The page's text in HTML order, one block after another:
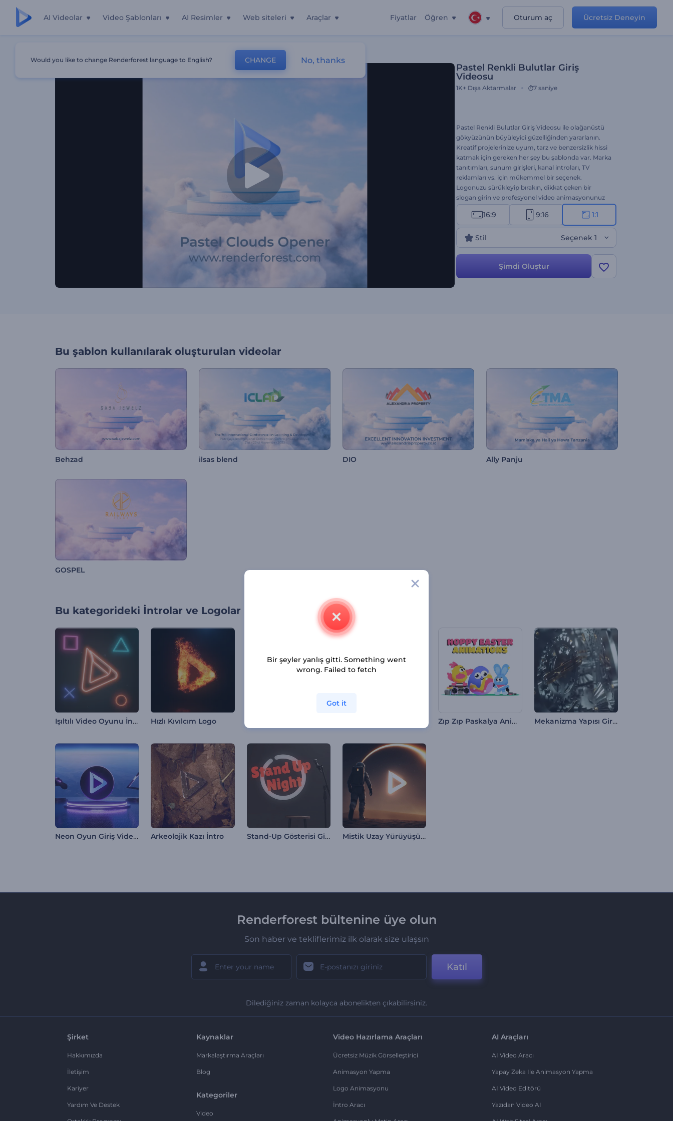
AI Videolar Video Şablonları AI Resimler Web siteleri Araçlar Fiyatlar Öğren Oturum aç Ücretsiz Deneyin
Pastel Renkli Bulutlar Giriş
Videosu
1K+ Dışa Aktarmalar 7 saniye
Pastel Renkli Bulutlar Giriş Videosu ile olağanüstü
gökyüzünün büyüleyici güzelliğinden yararlanın.
Kreatif projelerinize uyum, tarz ve benzersizlik hissi
katmak için gereken her şey bu şablonda var. Marka
tanıtımları, sunum girişleri, kanal introları, TV
reklamları vs. için mükemmel bir seçenek.
Logonuzu sürükleyip bırakın, dikkat çeken bir
slogan girin ve profesyonel video animasyonunuz
için bir dakika kadar bekleyin. Nefes kesen bir video
için başka bir şeye gerek yok! Hemen şimdi
deneyin!
16:9 9:16 1:1
Stil Seçenek 1
Şi̇mdi̇ Oluştur
Bu şablon kullanılarak oluşturulan videolar
Behzad ilsas blend DIO Ally Panju
GOSPEL
Bu kategorideki İntrolar ve Logolar
Işıltılı Video Oyunu İntro Hızlı Kıvılcım Logo Zıp Zıp Paskalya Animasyonları Mekanizma Yapısı Giriş Videosu
Neon Oyun Giriş Videosu Arkeolojik Kazı İntro Stand-Up Gösterisi Girişi Mistik Uzay Yürüyüşü İntro
Renderforest bültenine üye olun
Son haber ve tekliflerimiz ilk olarak size ulaşsın
Katıl
Dilediğiniz zaman kolayca abonelikten çıkabilirsiniz.
Şirket
Hakkımızda
İletişim
Kariyer
Yardım Ve Destek
Kaynaklar
Markalaştırma Araçları
Blog
Kategoriler
Video
Video Hazırlama Araçları
Ücretsiz Müzik Görselleştirici
Animasyon Yapma
Logo Animasyonu
İntro Aracı
AI Araçları
AI Video Aracı
Yapay Zeka Ile Animasyon Yapma
AI Video Editörü
Yazıdan Video AI
Would you like to change Renderforest language to English? CHANGE No, thanks
Bir şeyler yanlış gitti. Something went
wrong. Failed to fetch
Got it